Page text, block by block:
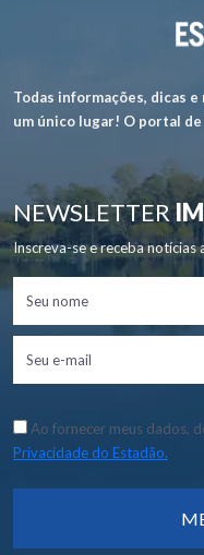
Todas informações, dicas
um único lugar! O portal de
NEWSLETTER
Inscreva-se e receba
Ao fornecer meus dados,
Privacidade do Estadão.